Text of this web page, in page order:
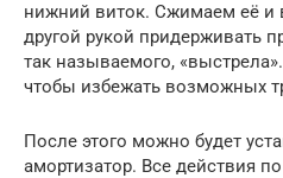
нижний виток. Сжимаем её и
другой рукой придерживать
так называемого,
чтобы избежать возможных
После этого можно будет
амортизатор. Все действия